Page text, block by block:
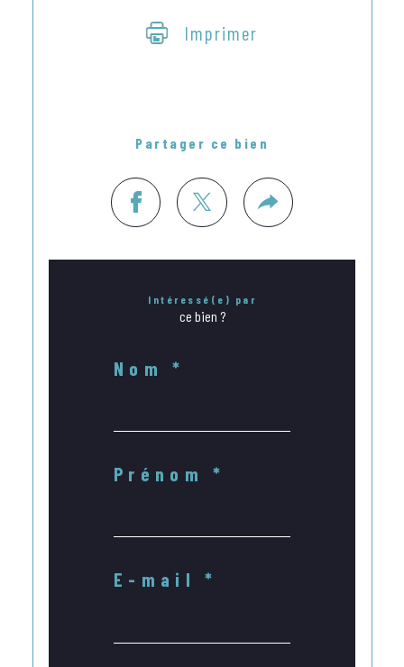
Imprimer
Partager ce bien
Intéressé(e) par
ce bien ?
Nom *
Prénom *
E-mail *